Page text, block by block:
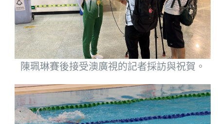
陳珮琳賽後接受澳廣視的記者採訪與祝賀。